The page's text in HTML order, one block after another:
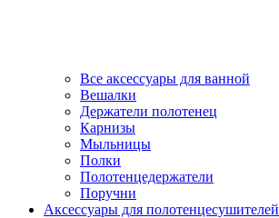
Все аксессуары для ванной
Вешалки
Держатели полотенец
Карнизы
Мыльницы
Полки
Полотенцедержатели
Поручни
Аксессуары для полотенцесушителей